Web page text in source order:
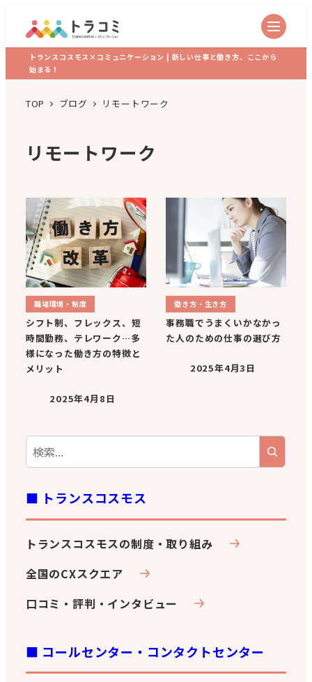
トランスコスモス×コミュニケーション | 新しい仕事と働き方、ここから
始まる！
TOP ブログ リモートワーク
リモートワーク
職場環境・制度
シフト制、フレックス、短
時間勤務、テレワーク…多
様になった働き方の特徴と
メリット
2025年4月8日
働き方・生き方
事務職でうまくいかなかっ
た人のための仕事の選び方
2025年4月3日
■ トランスコスモス
トランスコスモスの制度・取り組み
全国のCXスクエア
口コミ・評判・インタビュー
■ コールセンター・コンタクトセンター